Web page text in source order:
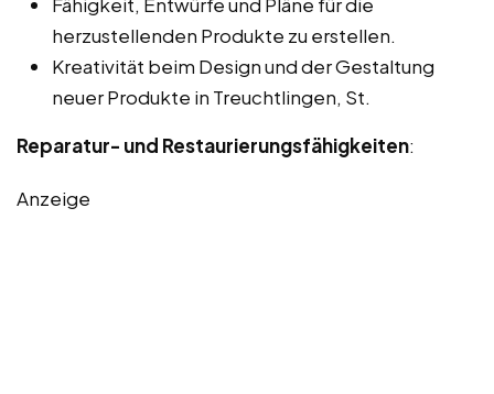
herzustellenden Produkte zu erstellen.
Kreativität beim Design und der Gestaltung
neuer Produkte in Treuchtlingen, St.
Reparatur- und Restaurierungsfähigkeiten:
Anzeige